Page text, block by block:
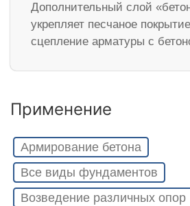
Дополнительный слой
укрепляет песчаное
сцепление арматуры с
Применение
Армирование бетона
Все виды фундаментов
Возведение различных опор